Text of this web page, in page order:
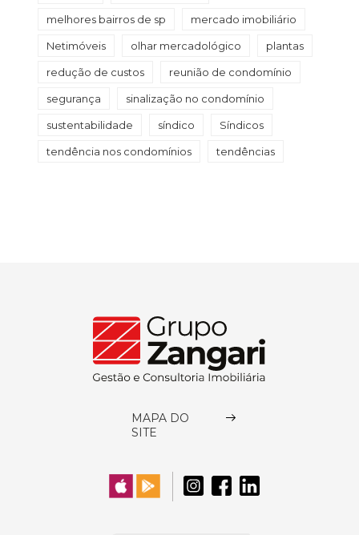
melhores bairros de sp mercado imobiliário
Netimóveis olhar mercadológico plantas
redução de custos reunião de condomínio
segurança sinalização no condomínio
sustentabilidade síndico Síndicos
tendência nos condomínios tendências
MAPA DO
SITE